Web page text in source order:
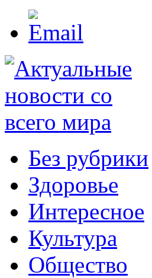
Без рубрики
Здоровье
Интересное
Культура
Общество